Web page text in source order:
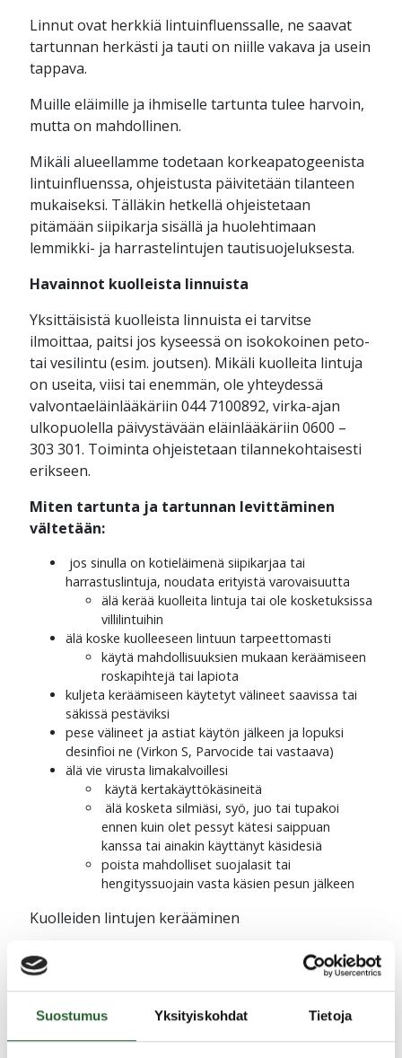
Suostumus Yksityiskohdat Tietoja
Linnut ovat herkkiä lintuinfluenssalle, ne saavat
tartunnan herkästi ja tauti on niille vakava ja usein
tappava.
Muille eläimille ja ihmiselle tartunta tulee harvoin,
mutta on mahdollinen.
Mikäli alueellamme todetaan korkeapatogeenista
lintuinfluenssa, ohjeistusta päivitetään tilanteen
mukaiseksi. Tälläkin hetkellä ohjeistetaan
pitämään siipikarja sisällä ja huolehtimaan
lemmikki- ja harrastelintujen tautisuojeluksesta.
Havainnot kuolleista linnuista
Yksittäisistä kuolleista linnuista ei tarvitse
ilmoittaa, paitsi jos kyseessä on isokokoinen peto-
tai vesilintu (esim. joutsen). Mikäli kuolleita lintuja
on useita, viisi tai enemmän, ole yhteydessä
valvontaeläinlääkäriin 044 7100892, virka-ajan
ulkopuolella päivystävään eläinlääkäriin 0600 –
303 301. Toiminta ohjeistetaan tilannekohtaisesti
erikseen.
Miten tartunta ja tartunnan levittäminen
vältetään:
jos sinulla on kotieläimenä siipikarjaa tai
harrastuslintuja, noudata erityistä varovaisuutta
älä kerää kuolleita lintuja tai ole kosketuksissa
villilintuihin
älä koske kuolleeseen lintuun tarpeettomasti
käytä mahdollisuuksien mukaan keräämiseen
roskapihtejä tai lapiota
kuljeta keräämiseen käytetyt välineet saavissa tai
säkissä pestäviksi
pese välineet ja astiat käytön jälkeen ja lopuksi
desinfioi ne (Virkon S, Parvocide tai vastaava)
älä vie virusta limakalvoillesi
käytä kertakäyttökäsineitä
älä kosketa silmiäsi, syö, juo tai tupakoi
ennen kuin olet pessyt kätesi saippuan
kanssa tai ainakin käyttänyt käsidesiä
poista mahdolliset suojalasit tai
hengityssuojain vasta käsien pesun jälkeen
Kuolleiden lintujen kerääminen
roskapussiin tai jätesäkkiin, rullaa pussin suu auki
sulje pussi tiiviisti, mieluiten teipillä
laita pussi tarpeen mukaan toiseen pussiin
hävitys tällä hetkellä sekajätteen mukana